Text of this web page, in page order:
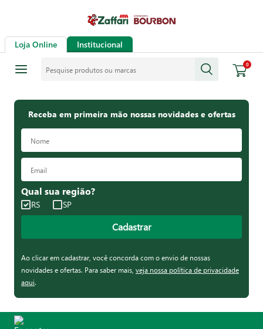
Loja Online Institucional
0
Receba em primeira mão nossas novidades e ofertas
Qual sua região?
RS SP
Cadastrar
Ao clicar em cadastrar, você concorda com o envio de nossas
novidades e ofertas. Para saber mais, veja nossa política de privacidade
aqui.